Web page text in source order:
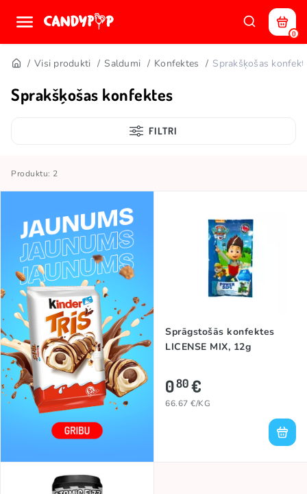
0
Visi produkti Saldumi Konfektes Sprakšķošas
Sprakšķošas konfektes
FILTRI
Produktu: 2
Sprāgstošās konfektes
LICENSE MIX, 12g
080€
66.67 €/KG